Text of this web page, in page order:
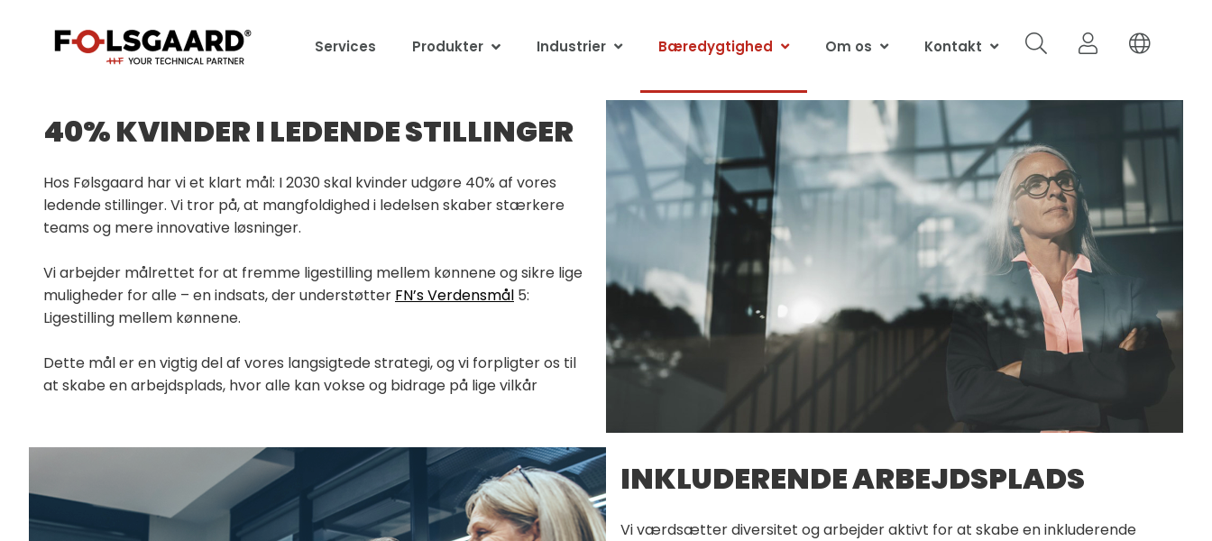
Services Produkter Industrier Bæredygtighed Om os Kontakt
40% KVINDER I LEDENDE STILLINGER
Hos Følsgaard har vi et klart mål: I 2030 skal kvinder udgøre 40% af vores
ledende stillinger. Vi tror på, at mangfoldighed i ledelsen skaber stærkere
teams og mere innovative løsninger.
Vi arbejder målrettet for at fremme ligestilling mellem kønnene og sikre lige
muligheder for alle – en indsats, der understøtter FN’s Verdensmål 5:
Ligestilling mellem kønnene.
Dette mål er en vigtig del af vores langsigtede strategi, og vi forpligter os til
at skabe en arbejdsplads, hvor alle kan vokse og bidrage på lige vilkår
INKLUDERENDE ARBEJDSPLADS
Vi værdsætter diversitet og arbejder aktivt for at skabe en inkluderende